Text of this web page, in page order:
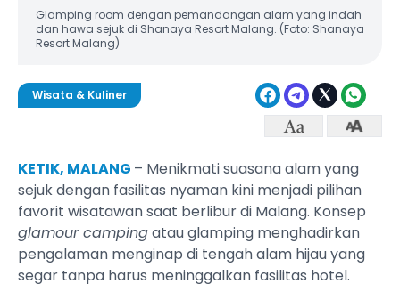
Glamping room dengan pemandangan alam yang indah
dan hawa sejuk di Shanaya Resort Malang. (Foto: Shanaya
Resort Malang)
Wisata & Kuliner
KETIK, MALANG – Menikmati suasana alam yang
sejuk dengan fasilitas nyaman kini menjadi pilihan
favorit wisatawan saat berlibur di Malang. Konsep
glamour campingatau glamping menghadirkan
pengalaman menginap di tengah alam hijau yang
segar tanpa harus meninggalkan fasilitas hotel.